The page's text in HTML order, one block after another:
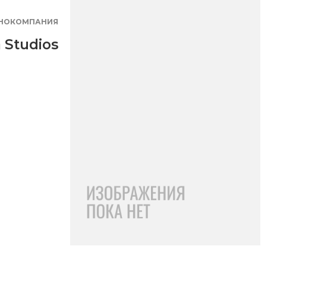
Studios